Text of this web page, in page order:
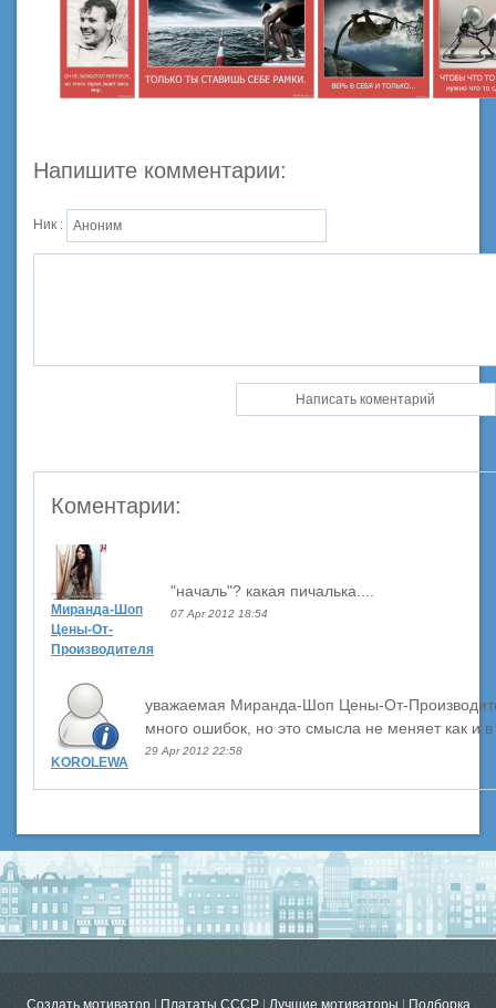
Напишите комментарии:
Ник :
Коментарии:
Миранда-Шоп
Цены-От-
Производителя
"началь"? какая пичалька....
07 Apr 2012 18:54
KOROLEWA
уважаемая Миранда-Шоп Цены-От-
много ошибок, но это смысла не меняет как и
29 Apr 2012 22:58
Создать мотиватор Плататы СССР| Лучшие мотиваторы Подборка